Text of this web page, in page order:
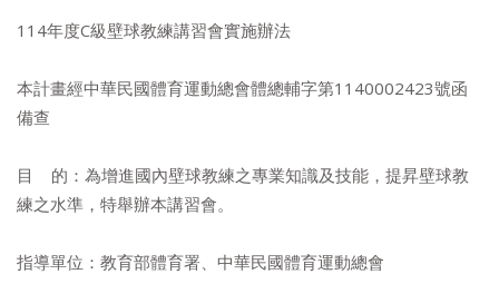
114年度C級壁球教練講習會實施辦法
本計畫經中華民國體育運動總會體總輔字第1140002423號函
備查
目 的：為增進國內壁球教練之專業知識及技能，提昇壁球教
練之水準，特舉辦本講習會。
指導單位：教育部體育署、中華民國體育運動總會